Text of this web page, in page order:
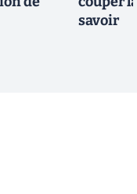
savoir